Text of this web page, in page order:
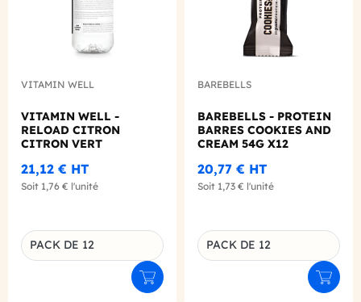
VITAMIN WELL
VITAMIN WELL -
RELOAD CITRON
CITRON VERT
X12
21,12 € HT
Soit 1,76 € l'unité
Déclinaison du produit
PACK DE 12
Ajouter au panier
BAREBELLS
BAREBELLS - PROTEIN
BARRES COOKIES AND
CREAM 54G X12
20,77 € HT
Soit 1,73 € l'unité
Déclinaison du produit
PACK DE 12